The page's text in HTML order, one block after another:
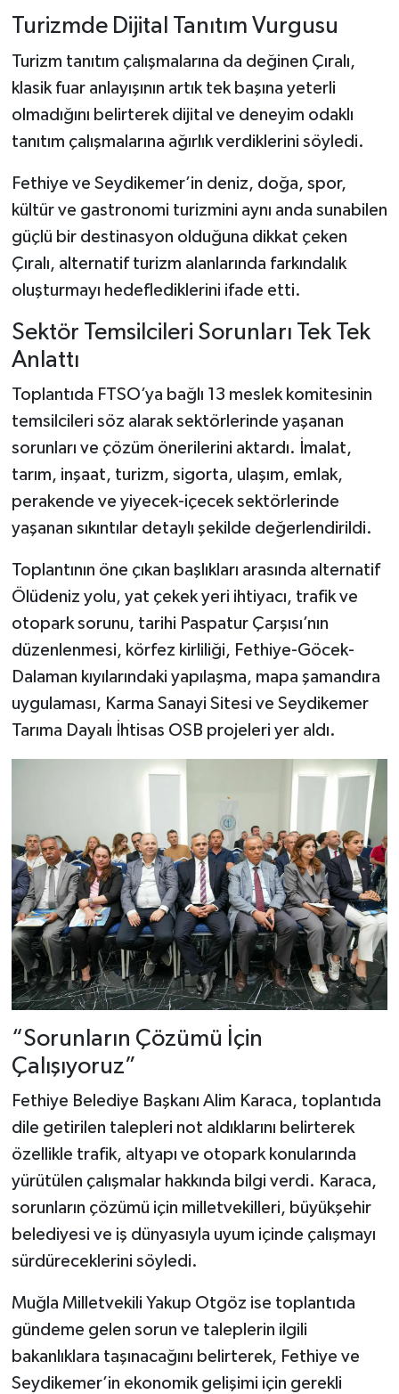
Turizmde Dijital Tanıtım Vurgusu
Turizm tanıtım çalışmalarına da değinen Çıralı,
klasik fuar anlayışının artık tek başına yeterli
olmadığını belirterek dijital ve deneyim odaklı
tanıtım çalışmalarına ağırlık verdiklerini söyledi.
Fethiye ve Seydikemer’in deniz, doğa, spor,
kültür ve gastronomi turizmini aynı anda sunabilen
güçlü bir destinasyon olduğuna dikkat çeken
Çıralı, alternatif turizm alanlarında farkındalık
oluşturmayı hedeflediklerini ifade etti.
Sektör Temsilcileri Sorunları Tek Tek
Anlattı
Toplantıda FTSO’ya bağlı 13 meslek komitesinin
temsilcileri söz alarak sektörlerinde yaşanan
sorunları ve çözüm önerilerini aktardı. İmalat,
tarım, inşaat, turizm, sigorta, ulaşım, emlak,
perakende ve yiyecek-içecek sektörlerinde
yaşanan sıkıntılar detaylı şekilde değerlendirildi.
Toplantının öne çıkan başlıkları arasında alternatif
Ölüdeniz yolu, yat çekek yeri ihtiyacı, trafik ve
otopark sorunu, tarihi Paspatur Çarşısı’nın
düzenlenmesi, körfez kirliliği, Fethiye-Göcek-
Dalaman kıyılarındaki yapılaşma, mapa şamandıra
uygulaması, Karma Sanayi Sitesi ve Seydikemer
Tarıma Dayalı İhtisas OSB projeleri yer aldı.
“Sorunların Çözümü İçin
Çalışıyoruz”
Fethiye Belediye Başkanı Alim Karaca, toplantıda
dile getirilen talepleri not aldıklarını belirterek
özellikle trafik, altyapı ve otopark konularında
yürütülen çalışmalar hakkında bilgi verdi. Karaca,
sorunların çözümü için milletvekilleri, büyükşehir
belediyesi ve iş dünyasıyla uyum içinde çalışmayı
sürdüreceklerini söyledi.
Muğla Milletvekili Yakup Otgöz ise toplantıda
gündeme gelen sorun ve taleplerin ilgili
bakanlıklara taşınacağını belirterek, Fethiye ve
Seydikemer’in ekonomik gelişimi için gerekli